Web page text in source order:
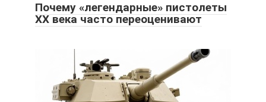
Почему «легендарные» пистолеты
ХХ века часто переоценивают